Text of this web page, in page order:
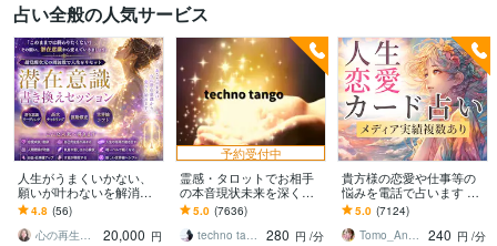
占い全般の人気サービス
人生がうまくいかない、
願いが叶わないを解消し
ます 現実を変えるために
努力したのに、自力では
もう無理と感じている
4.8 (56)
心の再生セラピスト YASUKO
20,000 円
予約受付中
霊感・タロットでお相手
の本音現状未来を深く視
ます 恋愛・仕事・家族・
人間関係の本質を見抜き
スピード解決へ
5.0 (7636)
techno tango
280 円 /分
貴方様の恋愛や仕事等の
悩みを電話で占います タ
ロットカード、オラクル
カード、ルノルマンカー
ドを使用します
5.0 (7124)
Tomo_Angel7
240 円 /分